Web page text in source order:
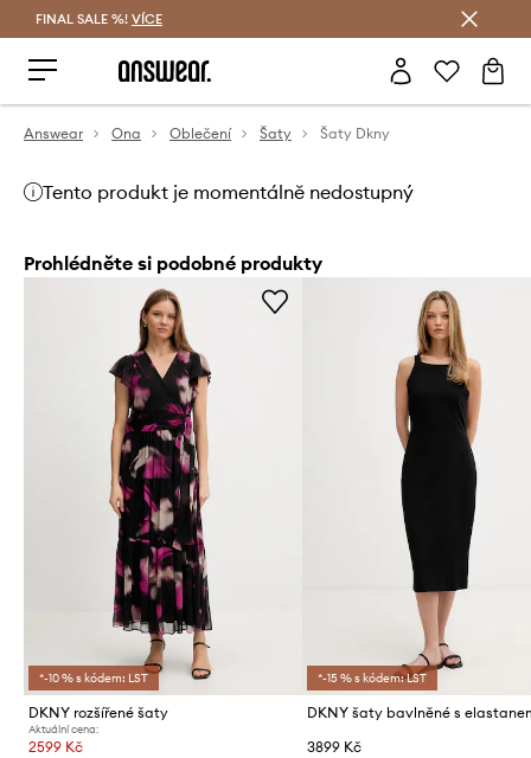
FINAL SALE %! VÍCE
Answear Ona Oblečení Šaty Šaty Dkny
Tento produkt je momentálně nedostupný
Prohlédněte si podobné produkty
*-10 % s kódem: LST
DKNY rozšířené šaty
Aktuální cena:
2599 Kč
*-15 % s kódem: LST
DKNY šaty bavlněné s
3899 Kč